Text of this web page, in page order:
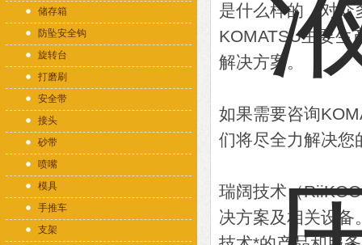
储存箱
防坠安全钩
旋转台
打磨刷
安全带
接头
砂带
喷嘴
模具
手推车
支架
是什么样的，对众
KOMATSU主要生
解决方案。
如果需要咨询
们将尽全力解决您
瑞阔技术（
决方案及相关设备